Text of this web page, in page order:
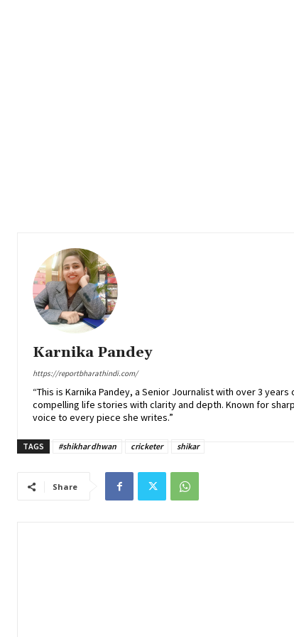
Karnika Pandey
https://reportbharathindi.com/
“This is Karnika Pandey, a Senior Journalist with over 3
compelling life stories with clarity and depth. Known for
voice to every piece she writes.”
TAGS #shikhar dhwan cricketer shikar
Share